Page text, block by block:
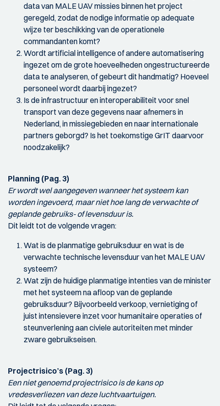
data van MALE UAV missies binnen het project
geregeld, zodat de nodige informatie op adequate
wijze ter beschikking van de operationele
commandanten komt?
Wordt artificial intelligence of andere automatisering
ingezet om de grote hoeveelheden ongestructureerde
data te analyseren, of gebeurt dit handmatig? Hoeveel
personeel wordt daarbij ingezet?
Is de infrastructuur en interoperabiliteit voor snel
transport van deze gegevens naar afnemers in
Nederland, in missiegebieden en naar internationale
partners geborgd? Is het toekomstige GrIT daarvoor
noodzakelijk?
Planning (Pag. 3)
Er wordt wel aangegeven wanneer het systeem kan
worden ingevoerd, maar niet hoe lang de verwachte of
geplande gebruiks- of levensduur is.
Dit leidt tot de volgende vragen:
Wat is de planmatige gebruiksduur en wat is de
verwachte technische levensduur van het MALE UAV
systeem?
Wat zijn de huidige planmatige intenties van de minister
met het systeem na afloop van de geplande
gebruiksduur? Bijvoorbeeld verkoop, vernietiging of
juist intensievere inzet voor humanitaire operaties of
steunverlening aan civiele autoriteiten met minder
zware gebruikseisen.
Projectrisico’s (Pag. 3)
Een niet genoemd projectrisico is de kans op
vredesverliezen van deze luchtvaartuigen.